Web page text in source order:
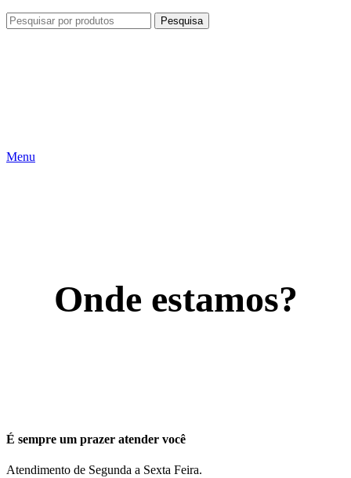
Pesquisa
Menu
Onde estamos?
É sempre um prazer atender você
Atendimento de Segunda a Sexta Feira.